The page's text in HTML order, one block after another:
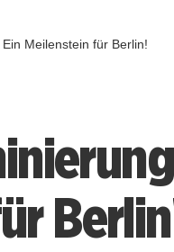
Meilenstein für Berlin!